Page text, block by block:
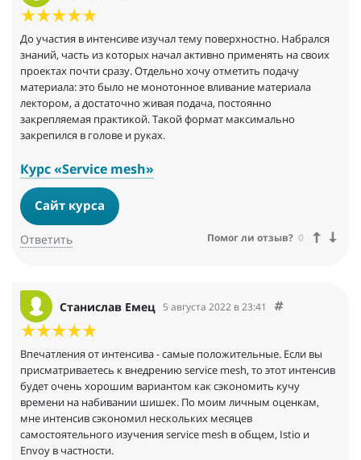
До участия в интенсиве изучал тему поверхностно. Набрался
знаний, часть из которых начал активно применять на своих
проектах почти сразу. Отдельно хочу отметить подачу
материала: это было не монотонное вливание материала
лектором, а достаточно живая подача, постоянно
закрепляемая практикой. Такой формат максимально
закрепился в голове и руках.
Курс «Service mesh»
Сайт курса
Ответить Помог ли отзыв? 0
Станислав Емец 5 августа 2022 в 23:41
Впечатления от интенсива - самые положительные. Если вы
присматриваетесь к внедрению service mesh, то этот интенсив
будет очень хорошим вариантом как сэкономить кучу
времени на набивании шишек. По моим личным оценкам,
мне интенсив сэкономил нескольких месяцев
самостоятельного изучения service mesh в общем, Istio и
Envoy в частности.